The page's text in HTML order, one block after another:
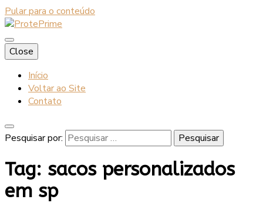
Pular para o conteúdo
ProtePrime
Blog
Close
Início
Voltar ao Site
Contato
Pesquisar por:
Tag: sacos personalizados
em sp